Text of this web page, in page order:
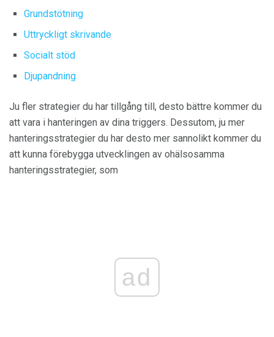
Grundstötning
Uttryckligt skrivande
Socialt stöd
Djupandning
Ju fler strategier du har tillgång till, desto bättre kommer du
att vara i hanteringen av dina triggers. Dessutom, ju mer
hanteringsstrategier du har desto mer sannolikt kommer du
att kunna förebygga utvecklingen av ohälsosamma
hanteringsstrategier, som
ad